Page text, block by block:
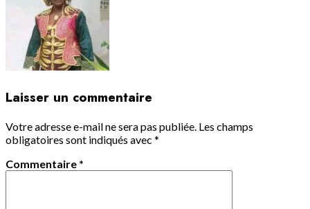
Laisser un commentaire
Votre adresse e-mail ne sera pas publiée. Les champs
obligatoires sont indiqués avec *
Commentaire *